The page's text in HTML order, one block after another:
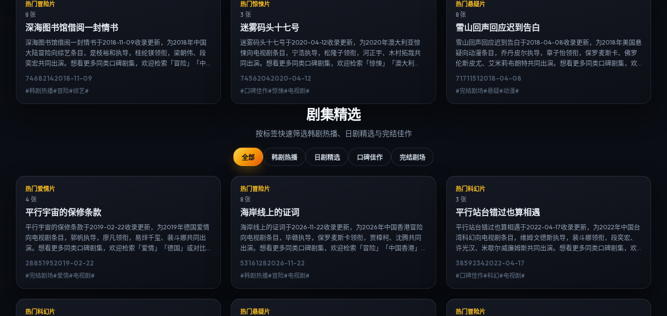
热门冒险片
8 张
深海图书馆借阅一封情书
深海图书馆借阅一封情书于2018-11-09收录更新，为2018年中国
大陆冒险向综艺条目，是枝裕和执导，桂纶镁领衔，梁朝伟、段
奕宏共同出演。想看更多同类口碑剧集，欢迎检索「冒险」「中
清连载信息，延伸检索日韩电视剧、韩剧全集、日剧高清等长尾
词。
74682142018-11-09
#韩剧热播#冒险#综艺#
热门惊悚片
3 张
迷雾码头十七号
迷雾码头十七号于2020-04-12收录更新，为2020年澳大利亚惊
悚向电视剧条目，宁浩执导，松隆子领衔，河正宇、木村拓哉共
同出演。想看更多同类口碑剧集，欢迎检索「惊悚」「澳大利
载信息，延伸检索日韩电视剧、韩剧全集、日剧高清等长尾词。
74562042020-04-12
#口碑佳作#惊悚#电视剧#
热门悬疑片
8 张
雪山回声回应迟到告白
雪山回声回应迟到告白于2018-04-08收录更新，为2018年美国悬
疑向动漫条目，乔丹·皮尔执导，章子怡领衔，保罗·麦斯卡、佛罗
伦斯·皮尤、艾米莉·布朗特共同出演。想看更多同类口碑剧集，欢
单、演员作品与高清连载信息，延伸检索日韩电视剧、韩剧全
集、日剧高清等长尾词。
71711512018-04-08
#完结剧场#悬疑#动漫#
剧集精选
按标签快速筛选韩剧热播、日剧精选与完结佳作
全部 韩剧热播 日剧精选 口碑佳作 完结剧场
热门爱情片
4 张
平行宇宙的保修条款
平行宇宙的保修条款于2019-02-22收录更新，为2019年德国爱情
向电视剧条目，郭帆执导，廖凡领衔，易烊千玺、裴斗娜共同出
演。想看更多同类口碑剧集，欢迎检索「爱情」「德国」或对比
伸检索日韩电视剧、韩剧全集、日剧高清等长尾词。
28851952019-02-22
#完结剧场#爱情#电视剧#
热门冒险片
8 张
海岸线上的证词
海岸线上的证词于2026-11-22收录更新，为2026年中国香港冒险
向电视剧条目，毕赣执导，保罗·麦斯卡领衔，贾樟柯、沈腾共同
出演。想看更多同类口碑剧集，欢迎检索「冒险」「中国香港」
息，延伸检索日韩电视剧、韩剧全集、日剧高清等长尾词。
53161282026-11-22
#韩剧热播#冒险#电视剧#
热门科幻片
3 张
平行站台错过也算相遇
平行站台错过也算相遇于2022-04-17收录更新，为2022年中国台
湾科幻向电视剧条目，维姆·文德斯执导，裴斗娜领衔，段奕宏、
许光汉、米歇尔·威廉姆斯共同出演。想看更多同类口碑剧集，欢
片单、演员作品与高清连载信息，延伸检索日韩电视剧、韩剧全
集、日剧高清等长尾词。
38592342022-04-17
#口碑佳作#科幻#电视剧#
热门科幻片
热门悬疑片
热门冒险片